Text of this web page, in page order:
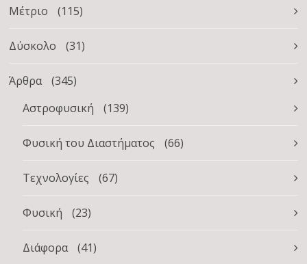
Μέτριο (115)
Δύσκολο (31)
Άρθρα
(345)
Αστροφυσική
(139)
Φυσική του Διαστήματος (66)
Τεχνολογίες (67)
Φυσική (23)
Διάφορα (41)